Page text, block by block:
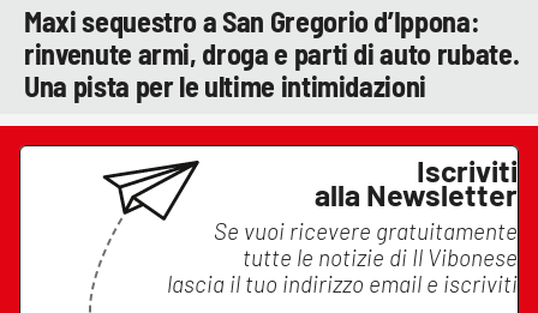
Maxi sequestro a San Gregorio d’Ippona:
rinvenute armi, droga e parti di auto rubate.
Una pista per le ultime intimidazioni
Iscriviti
alla Newsletter
Se vuoi ricevere gratuitamente
tutte le notizie di Il Vibonese
lascia il tuo indirizzo email e iscriviti